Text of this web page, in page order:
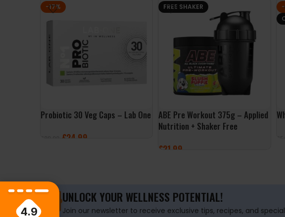
-17%
Probiotic 30 Veg Caps – Lab One
£24.99
FREE SHAKER
ABE Pre Workout 375g – Applied
Nutrition + Shaker Free
£21.99
UNLOCK YOUR WELLNESS POTENTIAL!
Join our newsletter to receive exclusive tips, recipes, and
4.9